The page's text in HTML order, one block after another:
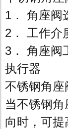
1． 角座阀
2． 工作介
3． 角座阀
执行器
不锈钢角
当不锈钢
向时，可